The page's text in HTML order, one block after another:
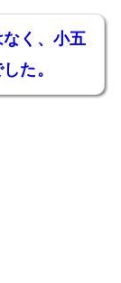
く、小五
た。